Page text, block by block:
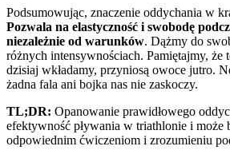
Podsumowując, znaczenie oddychania w
Pozwala na elastyczność i swobodę
niezależnie od warunków. Dążmy do
różnych intensywnościach. Pamiętajmy, że
dzisiaj wkładamy, przyniosą owoce jutro.
żadna fala ani bojka nas nie zaskoczy.
TL;DR: Opanowanie prawidłowego
efektywność pływania w triathlonie i może
odpowiednim ćwiczeniom i zrozumieniu